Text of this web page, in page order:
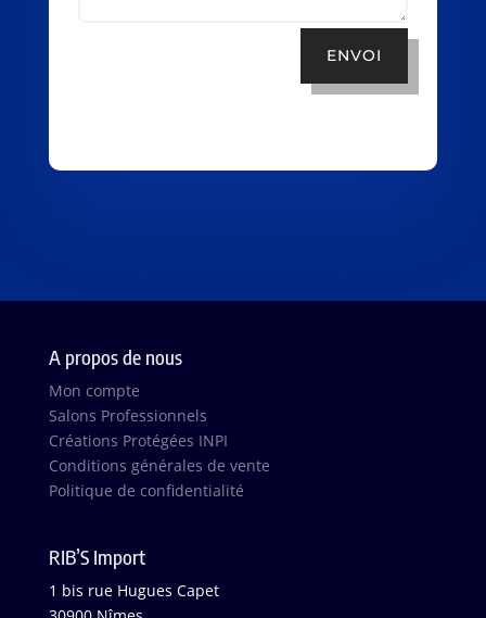
ENVOI
A propos de nous
Mon compte
Salons Professionnels
Créations Protégées INPI
Conditions générales de vente
Politique de confidentialité
RIB’S Import
1 bis rue Hugues Capet